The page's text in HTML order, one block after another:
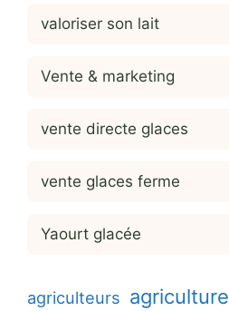
valoriser son lait
Vente & marketing
vente directe glaces
vente glaces ferme
Yaourt glacée
agriculteurs agriculture